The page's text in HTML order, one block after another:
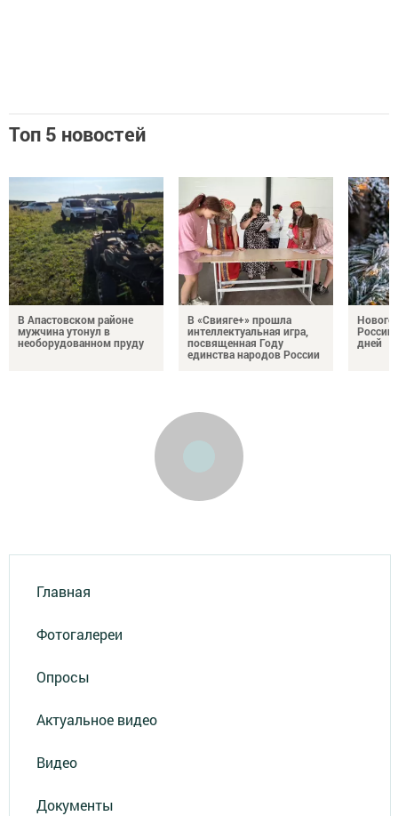
Топ 5 новостей
В Апастовском районе
мужчина утонул в
необорудованном пруду
В «Свияге+» прошла
интеллектуальная игра,
посвященная Году
единства народов России
России
дней
Главная
Фотогалереи
Опросы
Актуальное видео
Видео
Документы